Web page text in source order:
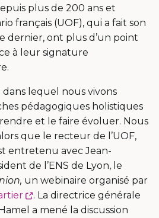
plus de 200 ans et
français (UOF), qui a fait son
dernier, ont plus d’un point
à leur signature
lequel nous vivons
pédagogiques holistiques
et le faire évoluer. Nous
que le recteur de l’UOF,
entretenu avec Jean-
de l’ENS de Lyon, le
un webinaire organisé par
Ce
lien
. La directrice générale
a mené la discussion